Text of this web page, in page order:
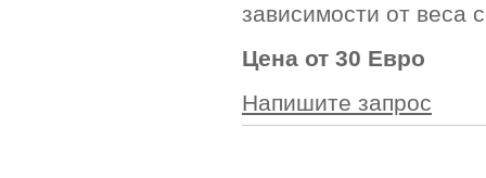
зависимости от веса
Цена от 30 Евро
Напишите запрос